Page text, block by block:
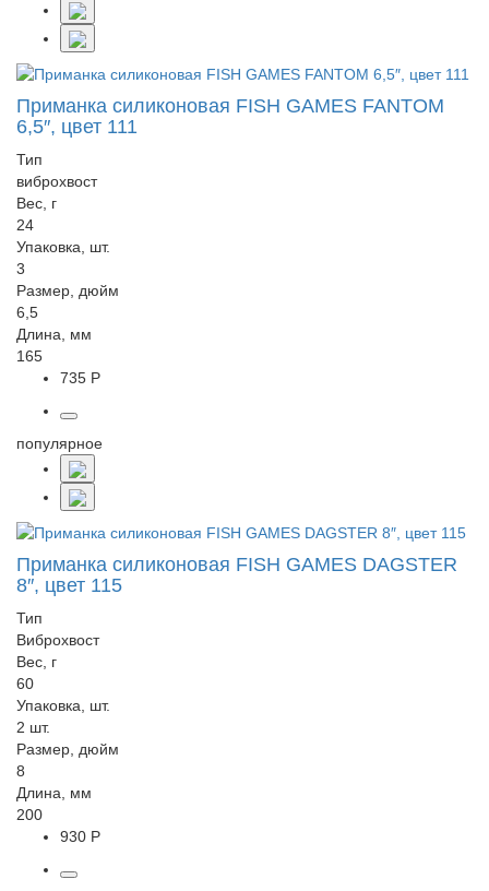
Приманка силиконовая FISH GAMES FANTOM
6,5″, цвет 111
Тип
виброхвост
Вес, г
24
Упаковка, шт.
3
Размер, дюйм
6,5
Длина, мм
165
735 Р
популярное
Приманка силиконовая FISH GAMES DAGSTER
8″, цвет 115
Тип
Виброхвост
Вес, г
60
Упаковка, шт.
2 шт.
Размер, дюйм
8
Длина, мм
200
930 Р